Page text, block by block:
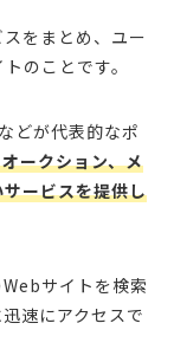
をまとめ、ユー
のことです。
どが代表的なポ
ークション、メ
ービスを提供し
サイトを検索
速にアクセスで